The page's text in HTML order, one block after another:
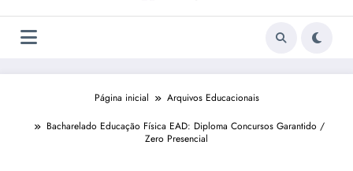
Página inicial
Arquivos Educacionais
Bacharelado Educação Física EAD: Diploma Concursos Garantido /
Zero Presencial